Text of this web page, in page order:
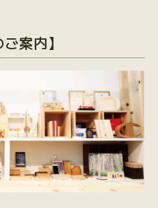
案内】